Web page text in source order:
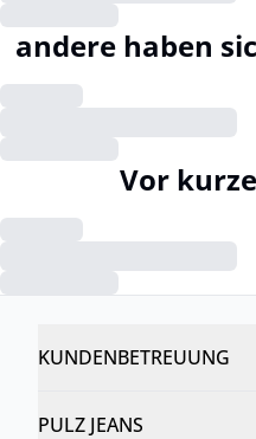
andere haben
Vor
KUNDENBETREUUNG
PULZ JEANS